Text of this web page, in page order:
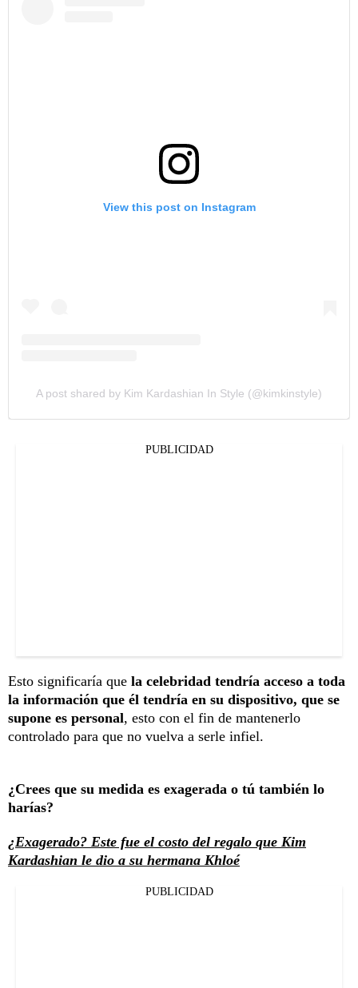
View this post on Instagram
A post shared by Kim Kardashian In Style (@kimkinstyle)
PUBLICIDAD
Esto significaría que la celebridad tendría acceso a toda
la información que él tendría en su dispositivo, que se
supone es personal, esto con el fin de mantenerlo
controlado para que no vuelva a serle infiel.
¿Crees que su medida es exagerada o tú también lo
harías?
¿Exagerado? Este fue el costo del regalo que Kim
Kardashian le dio a su hermana Khloé
PUBLICIDAD